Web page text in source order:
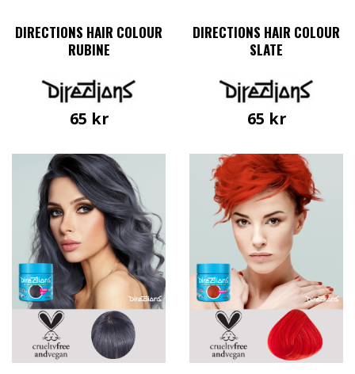
DIRECTIONS HAIR COLOUR
RUBINE
65 kr
DIRECTIONS HAIR COLOUR
SLATE
65 kr